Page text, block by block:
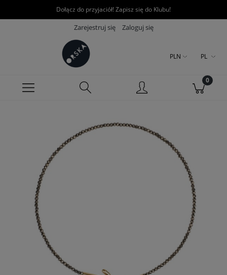
Dołącz do przyjaciół! Zapisz się do Klubu!
Zarejestruj się Zaloguj się
PLN PL